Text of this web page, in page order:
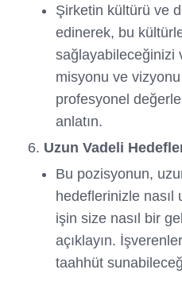
Şirketin kültürü ve
edinerek, bu
sağlayabileceğinizi
misyonu ve
profesyonel
anlatın.
Uzun Vadeli
Bu pozisyonun,
hedeflerinizle nasıl
işin size nasıl bir
açıklayın.
taahhüt